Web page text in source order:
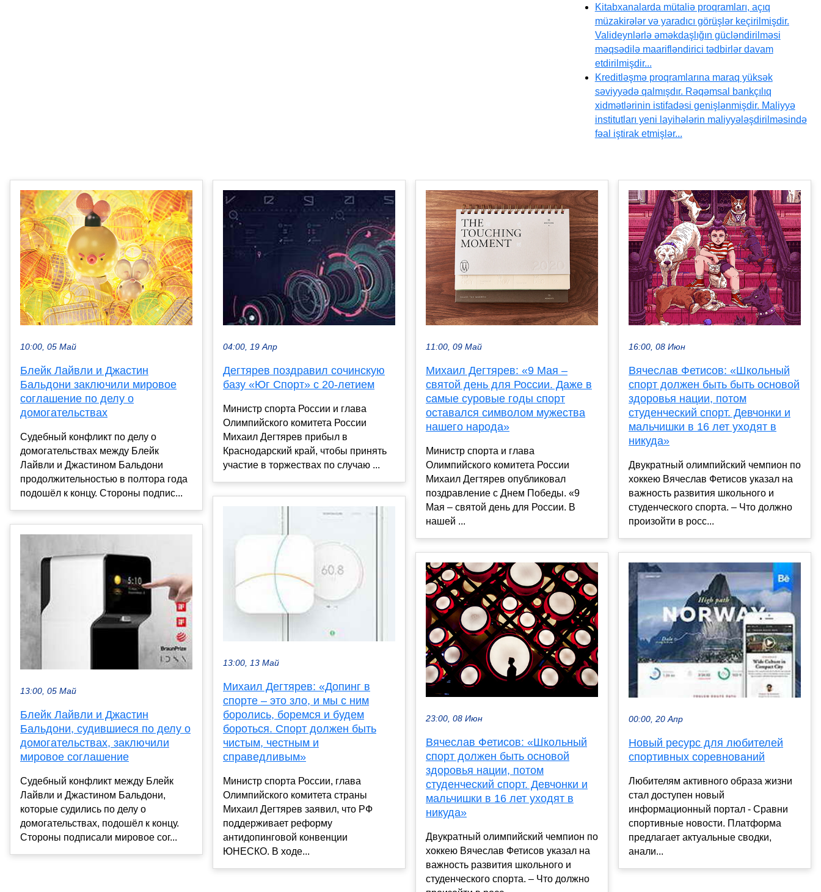
Kitabxanalarda mütaliə proqramları, açıq
müzakirələr və yaradıcı görüşlər keçirilmişdir.
Valideynlərlə əməkdaşlığın gücləndirilməsi
məqsədilə maarifləndirici tədbirlər davam
etdirilmişdir...
Kreditləşmə proqramlarına maraq yüksək
səviyyədə qalmışdır. Rəqəmsal bankçılıq
xidmətlərinin istifadəsi genişlənmişdir. Maliyyə
institutları yeni layihələrin maliyyələşdirilməsində
fəal iştirak etmişlər...
10:00, 05 Май
Блейк Лайвли и Джастин
Бальдони заключили мировое
соглашение по делу о
домогательствах
Судебный конфликт по делу о
домогательствах между Блейк
Лайвли и Джастином Бальдони
продолжительностью в полтора года
подошёл к концу. Стороны подпис...
13:00, 05 Май
Блейк Лайвли и Джастин
Бальдони, судившиеся по делу о
домогательствах, заключили
мировое соглашение
Судебный конфликт между Блейк
Лайвли и Джастином Бальдони,
которые судились по делу о
домогательствах, подошёл к концу.
Стороны подписали мировое сог...
04:00, 19 Апр
Дегтярев поздравил сочинскую
базу «Юг Спорт» с 20-летием
Министр спорта России и глава
Олимпийского комитета России
Михаил Дегтярев прибыл в
Краснодарский край, чтобы принять
участие в торжествах по случаю ...
13:00, 13 Май
Михаил Дегтярев: «Допинг в
спорте – это зло, и мы с ним
боролись, боремся и будем
бороться. Спорт должен быть
чистым, честным и
справедливым»
Министр спорта России, глава
Олимпийского комитета страны
Михаил Дегтярев заявил, что РФ
поддерживает реформу
антидопинговой конвенции
ЮНЕСКО. В ходе...
11:00, 09 Май
Михаил Дегтярев: «9 Мая –
святой день для России. Даже в
самые суровые годы спорт
оставался символом мужества
нашего народа»
Министр спорта и глава
Олимпийского комитета России
Михаил Дегтярев опубликовал
поздравление с Днем Победы. «9
Мая – святой день для России. В
нашей ...
23:00, 08 Июн
Вячеслав Фетисов: «Школьный
спорт должен быть основой
здоровья нации, потом
студенческий спорт. Девчонки и
мальчишки в 16 лет уходят в
никуда»
Двукратный олимпийский чемпион по
хоккею Вячеслав Фетисов указал на
важность развития школьного и
студенческого спорта. – Что должно
16:00, 08 Июн
Вячеслав Фетисов: «Школьный
спорт должен быть быть основой
здоровья нации, потом
студенческий спорт. Девчонки и
мальчишки в 16 лет уходят в
никуда»
Двукратный олимпийский чемпион по
хоккею Вячеслав Фетисов указал на
важность развития школьного и
студенческого спорта. – Что должно
произойти в росс...
00:00, 20 Апр
Новый ресурс для любителей
спортивных соревнований
Любителям активного образа жизни
стал доступен новый
информационный портал - Сравни
спортивные новости. Платформа
предлагает актуальные сводки,
анали...